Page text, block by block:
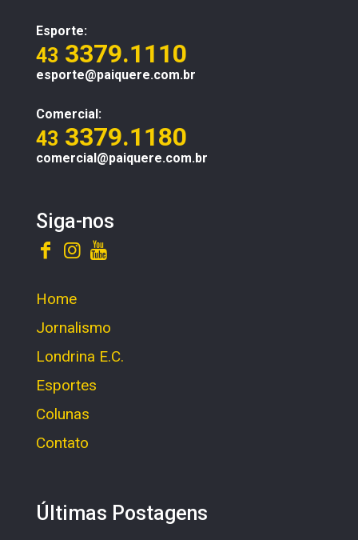
Esporte:
43 3379.1110
esporte@paiquere.com.br
Comercial:
43 3379.1180
comercial@paiquere.com.br
Siga-nos
Home
Jornalismo
Londrina E.C.
Esportes
Colunas
Contato
Últimas Postagens